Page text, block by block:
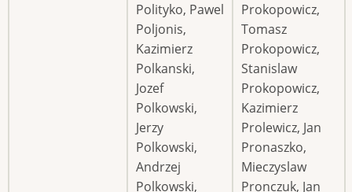
Polityko, Pawel
Poljonis,
Kazimierz
Polkanski,
Jozef
Polkowski,
Jerzy
Polkowski,
Andrzej
Polkowski,
Prokopowicz,
Tomasz
Prokopowicz,
Stanislaw
Prokopowicz,
Kazimierz
Prolewicz, Jan
Pronaszko,
Mieczyslaw
Pronczuk, Jan